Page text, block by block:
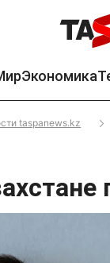
Экономика
taspanews.kz